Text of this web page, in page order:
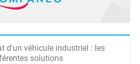
d'un véhicule industriel : les
solutions